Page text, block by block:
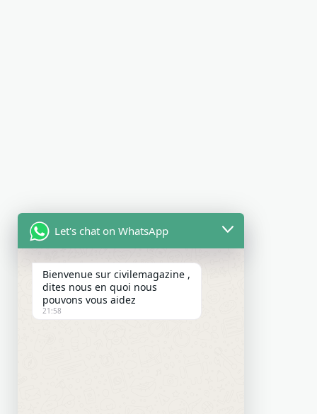
Let's chat on WhatsApp
Bienvenue sur civilemagazine ,
dites nous en quoi nous
pouvons vous aidez
21:58